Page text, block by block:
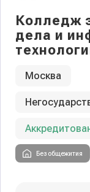
Колледж
дела и
Москва
Без общежития